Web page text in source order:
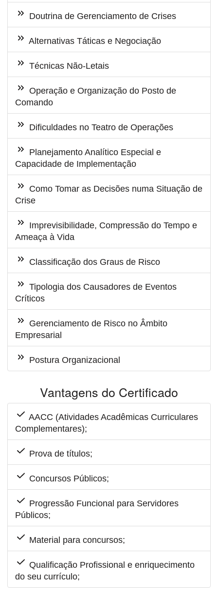
Doutrina de Gerenciamento de Crises
Alternativas Táticas e Negociação
Técnicas Não-Letais
Operação e Organização do Posto de
Comando
Dificuldades no Teatro de Operações
Planejamento Analítico Especial e
Capacidade de Implementação
Como Tomar as Decisões numa Situação de
Crise
Imprevisibilidade, Compressão do Tempo e
Ameaça à Vida
Classificação dos Graus de Risco
Tipologia dos Causadores de Eventos
Críticos
Gerenciamento de Risco no Âmbito
Empresarial
Postura Organizacional
Vantagens do Certificado
AACC (Atividades Acadêmicas Curriculares
Complementares);
Prova de títulos;
Concursos Públicos;
Progressão Funcional para Servidores
Públicos;
Material para concursos;
Qualificação Profissional e enriquecimento
do seu currículo;